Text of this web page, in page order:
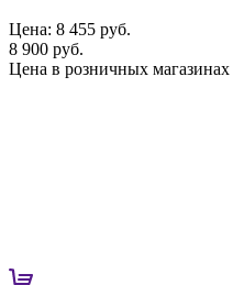
Цена: 8 455 руб.
8 900 руб.
Цена в розничных магазинах